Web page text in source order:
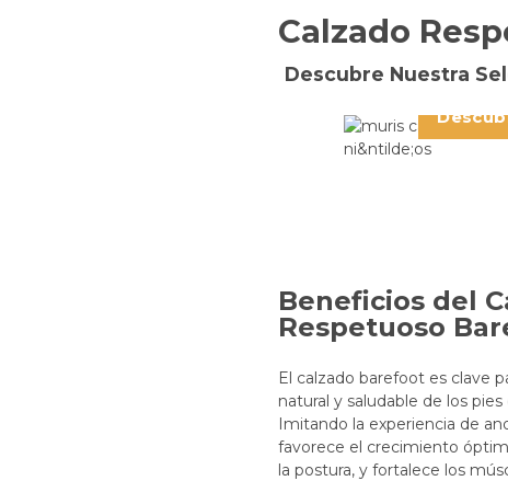
Calzado
Descubre Nuestra
Dile Hola a
Beneficios del
Respetuoso
El calzado barefoot es clave
natural y saludable de los pies
Imitando la experiencia de
favorece el crecimiento
la postura, y fortalece los